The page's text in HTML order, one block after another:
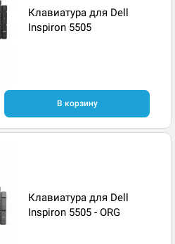
Клавиатура для Dell
Inspiron 5505
В корзину
Клавиатура для Dell
Inspiron 5505 - ORG